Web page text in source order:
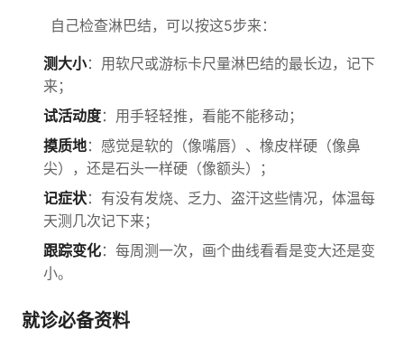
自己检查淋巴结，可以按这5步来：
测大小：用软尺或游标卡尺量淋巴结的最长边，记下
来；
试活动度：用手轻轻推，看能不能移动；
摸质地：感觉是软的（像嘴唇）、橡皮样硬（像鼻
尖），还是石头一样硬（像额头）；
记症状：有没有发烧、乏力、盗汗这些情况，体温每
天测几次记下来；
跟踪变化：每周测一次，画个曲线看看是变大还是变
小。
就诊必备资料